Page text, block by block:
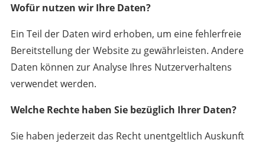
Wofür nutzen wir Ihre Daten?
Ein Teil der Daten wird erhoben, um eine fehlerfreie
Bereitstellung der Website zu gewährleisten. Andere
Daten können zur Analyse Ihres Nutzerverhaltens
verwendet werden.
Welche Rechte haben Sie bezüglich Ihrer Daten?
Sie haben jederzeit das Recht unentgeltlich Auskunft